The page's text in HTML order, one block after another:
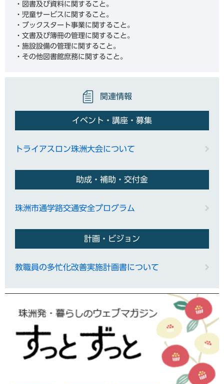
・図書及び資料に関すること。
・児童サービスに関すること。
・ブックスタート事業に関すること。
・文書及び簿冊の管理に関すること。
・施設設備の管理に関すること。
・その他図書館庶務に関すること。
関連情報
イベント・講座・募集
トライアスロン珠洲大会について
助成・補助・交付金
珠洲市通学路交通安全プログラム
計画・ビジョン
教職員の多忙化改善実施計画書について